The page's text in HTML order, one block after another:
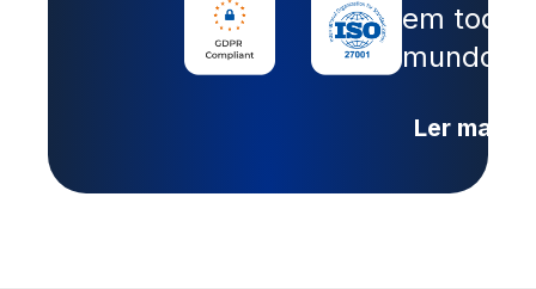
em todo
mundo.
Ler mais